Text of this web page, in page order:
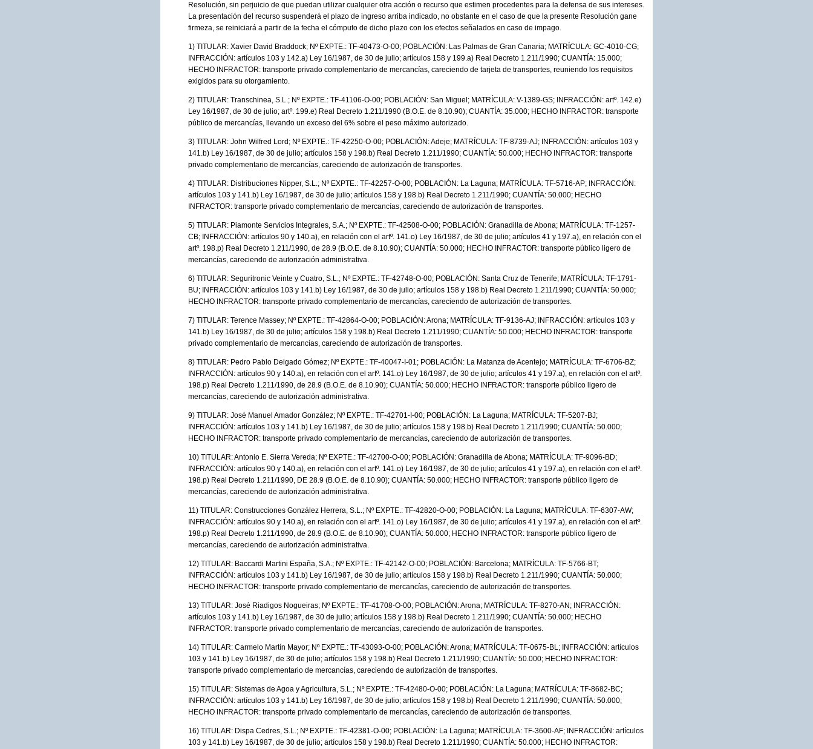
Resolución, sin perjuicio de que puedan utilizar cualquier otra acción o recurso que estimen procedentes para la defensa de sus intereses.
La presentación del recurso suspenderá el plazo de ingreso arriba indicado, no obstante en el caso de que la presente Resolución gane
firmeza, se reiniciará a partir de la fecha el cómputo de dicho plazo con los efectos señalados en caso de impago.
1) TITULAR: Xavier David Braddock; Nº EXPTE.: TF-40473-O-00; POBLACIÓN: Las Palmas de Gran Canaria; MATRÍCULA: GC-4010-CG;
INFRACCIÓN: artículos 103 y 142.a) Ley 16/1987, de 30 de julio; artículos 158 y 199.a) Real Decreto 1.211/1990; CUANTÍA: 15.000;
HECHO INFRACTOR: transporte privado complementario de mercancías, careciendo de tarjeta de transportes, reuniendo los requisitos
exigidos para su otorgamiento.
2) TITULAR: Transchinea, S.L.; Nº EXPTE.: TF-41106-O-00; POBLACIÓN: San Miguel; MATRÍCULA: V-1389-GS; INFRACCIÓN: artº. 142.e)
Ley 16/1987, de 30 de julio; artº. 199.e) Real Decreto 1.211/1990 (B.O.E. de 8.10.90); CUANTÍA: 35.000; HECHO INFRACTOR: transporte
público de mercancías, llevando un exceso del 6% sobre el peso máximo autorizado.
3) TITULAR: John Wilfred Lord; Nº EXPTE.: TF-42250-O-00; POBLACIÓN: Adeje; MATRÍCULA: TF-8739-AJ; INFRACCIÓN: artículos 103 y
141.b) Ley 16/1987, de 30 de julio; artículos 158 y 198.b) Real Decreto 1.211/1990; CUANTÍA: 50.000; HECHO INFRACTOR: transporte
privado complementario de mercancías, careciendo de autorización de transportes.
4) TITULAR: Distribuciones Nipper, S.L.; Nº EXPTE.: TF-42257-O-00; POBLACIÓN: La Laguna; MATRÍCULA: TF-5716-AP; INFRACCIÓN:
artículos 103 y 141.b) Ley 16/1987, de 30 de julio; artículos 158 y 198.b) Real Decreto 1.211/1990; CUANTÍA: 50.000; HECHO
INFRACTOR: transporte privado complementario de mercancías, careciendo de autorización de transportes.
5) TITULAR: Piamonte Servicios Integrales, S.A.; Nº EXPTE.: TF-42508-O-00; POBLACIÓN: Granadilla de Abona; MATRÍCULA: TF-1257-
CB; INFRACCIÓN: artículos 90 y 140.a), en relación con el artº. 141.o) Ley 16/1987, de 30 de julio; artículos 41 y 197.a), en relación con el
artº. 198.p) Real Decreto 1.211/1990, de 28.9 (B.O.E. de 8.10.90); CUANTÍA: 50.000; HECHO INFRACTOR: transporte público ligero de
mercancías, careciendo de autorización administrativa.
6) TITULAR: Seguritronic Veinte y Cuatro, S.L.; Nº EXPTE.: TF-42748-O-00; POBLACIÓN: Santa Cruz de Tenerife; MATRÍCULA: TF-1791-
BU; INFRACCIÓN: artículos 103 y 141.b) Ley 16/1987, de 30 de julio; artículos 158 y 198.b) Real Decreto 1.211/1990; CUANTÍA: 50.000;
HECHO INFRACTOR: transporte privado complementario de mercancías, careciendo de autorización de transportes.
7) TITULAR: Terence Massey; Nº EXPTE.: TF-42864-O-00; POBLACIÓN: Arona; MATRÍCULA: TF-9136-AJ; INFRACCIÓN: artículos 103 y
141.b) Ley 16/1987, de 30 de julio; artículos 158 y 198.b) Real Decreto 1.211/1990; CUANTÍA: 50.000; HECHO INFRACTOR: transporte
privado complementario de mercancías, careciendo de autorización de transportes.
8) TITULAR: Pedro Pablo Delgado Gómez; Nº EXPTE.: TF-40047-I-01; POBLACIÓN: La Matanza de Acentejo; MATRÍCULA: TF-6706-BZ;
INFRACCIÓN: artículos 90 y 140.a), en relación con el artº. 141.o) Ley 16/1987, de 30 de julio; artículos 41 y 197.a), en relación con el artº.
198.p) Real Decreto 1.211/1990, de 28.9 (B.O.E. de 8.10.90); CUANTÍA: 50.000; HECHO INFRACTOR: transporte público ligero de
mercancías, careciendo de autorización administrativa.
9) TITULAR: José Manuel Amador González; Nº EXPTE.: TF-42701-I-00; POBLACIÓN: La Laguna; MATRÍCULA: TF-5207-BJ;
INFRACCIÓN: artículos 103 y 141.b) Ley 16/1987, de 30 de julio; artículos 158 y 198.b) Real Decreto 1.211/1990; CUANTÍA: 50.000;
HECHO INFRACTOR: transporte privado complementario de mercancías, careciendo de autorización de transportes.
10) TITULAR: Antonio E. Sierra Vereda; Nº EXPTE.: TF-42700-O-00; POBLACIÓN: Granadilla de Abona; MATRÍCULA: TF-9096-BD;
INFRACCIÓN: artículos 90 y 140.a), en relación con el artº. 141.o) Ley 16/1987, de 30 de julio; artículos 41 y 197.a), en relación con el artº.
198.p) Real Decreto 1.211/1990, DE 28.9 (B.O.E. de 8.10.90); CUANTÍA: 50.000; HECHO INFRACTOR: transporte público ligero de
mercancías, careciendo de autorización administrativa.
11) TITULAR: Construcciones González Herrera, S.L.; Nº EXPTE.: TF-42820-O-00; POBLACIÓN: La Laguna; MATRÍCULA: TF-6307-AW;
INFRACCIÓN: artículos 90 y 140.a), en relación con el artº. 141.o) Ley 16/1987, de 30 de julio; artículos 41 y 197.a), en relación con el artº.
198.p) Real Decreto 1.211/1990, de 28.9 (B.O.E. de 8.10.90); CUANTÍA: 50.000; HECHO INFRACTOR: transporte público ligero de
mercancías, careciendo de autorización administrativa.
12) TITULAR: Baccardi Martini España, S.A.; Nº EXPTE.: TF-42142-O-00; POBLACIÓN: Barcelona; MATRÍCULA: TF-5766-BT;
INFRACCIÓN: artículos 103 y 141.b) Ley 16/1987, de 30 de julio; artículos 158 y 198.b) Real Decreto 1.211/1990; CUANTÍA: 50.000;
HECHO INFRACTOR: transporte privado complementario de mercancías, careciendo de autorización de transportes.
13) TITULAR: José Riadigos Nogueiras; Nº EXPTE.: TF-41708-O-00; POBLACIÓN: Arona; MATRÍCULA: TF-8270-AN; INFRACCIÓN:
artículos 103 y 141.b) Ley 16/1987, de 30 de julio; artículos 158 y 198.b) Real Decreto 1.211/1990; CUANTÍA: 50.000; HECHO
INFRACTOR: transporte privado complementario de mercancías, careciendo de autorización de transportes.
14) TITULAR: Carmelo Martín Mayor; Nº EXPTE.: TF-43093-O-00; POBLACIÓN: Arona; MATRÍCULA: TF-0675-BL; INFRACCIÓN: artículos
103 y 141.b) Ley 16/1987, de 30 de julio; artículos 158 y 198.b) Real Decreto 1.211/1990; CUANTÍA: 50.000; HECHO INFRACTOR:
transporte privado complementario de mercancías, careciendo de autorización de transportes.
15) TITULAR: Sistemas de Agoa y Agricultura, S.L.; Nº EXPTE.: TF-42480-O-00; POBLACIÓN: La Laguna; MATRÍCULA: TF-8682-BC;
INFRACCIÓN: artículos 103 y 141.b) Ley 16/1987, de 30 de julio; artículos 158 y 198.b) Real Decreto 1.211/1990; CUANTÍA: 50.000;
HECHO INFRACTOR: transporte privado complementario de mercancías, careciendo de autorización de transportes.
16) TITULAR: Dispa Cedres, S.L.; Nº EXPTE.: TF-42381-O-00; POBLACIÓN: La Laguna; MATRÍCULA: TF-3600-AF; INFRACCIÓN: artículos
103 y 141.b) Ley 16/1987, de 30 de julio; artículos 158 y 198.b) Real Decreto 1.211/1990; CUANTÍA: 50.000; HECHO INFRACTOR: